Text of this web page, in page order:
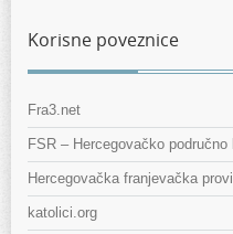
Korisne poveznice
Fra3.net
FSR – Hercegovačko područno
Hercegovačka franjevačka
katolici.org